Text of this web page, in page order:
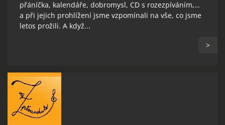
přáníčka, kalendáře, dobromysl, CD s rozezpíváním,…
a při jejich prohlížení jsme vzpomínali na vše, co jsme
letos prožili. A když...
>